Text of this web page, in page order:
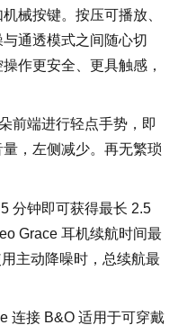
械按键。按压可播放、
通透模式之间随心切
作更安全、更具触感，
前端进行轻点手势，即
，左侧减少。再无繁琐
分钟即可获得最长 2.5
Grace 耳机续航时间最
主动降噪时，总续航最
连接 B&O 适用于可穿戴